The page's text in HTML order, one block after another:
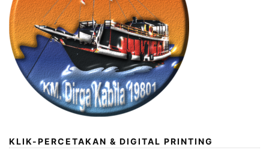
KLIK-PERCETAKAN & DIGITAL PRINTING